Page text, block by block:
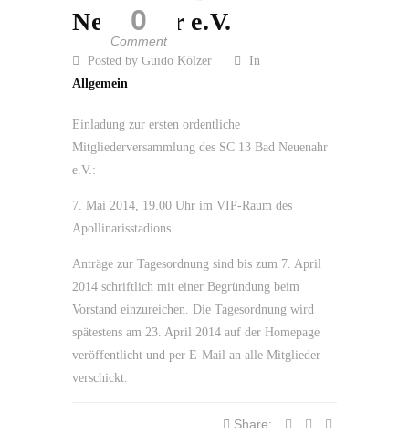
0
Comment
Neuenahr e.V.
Posted by Guido Kölzer
In
Allgemein
Einladung zur ersten ordentliche
Mitgliederversammlung des SC 13 Bad Neuenahr
e.V.:
7. Mai 2014, 19.00 Uhr im VIP-Raum des
Apollinarisstadions.
Anträge zur Tagesordnung sind bis zum 7. April
2014 schriftlich mit einer Begründung beim
Vorstand einzureichen. Die Tagesordnung wird
spätestens am 23. April 2014 auf der Homepage
veröffentlicht und per E-Mail an alle Mitglieder
verschickt.
Share: